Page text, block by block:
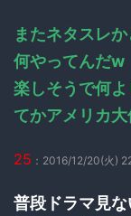
またネタスレ
何やってんだw
楽しそうで何
てかアメリカ
25 ：2016/12/20(火)
普段ドラマ見な